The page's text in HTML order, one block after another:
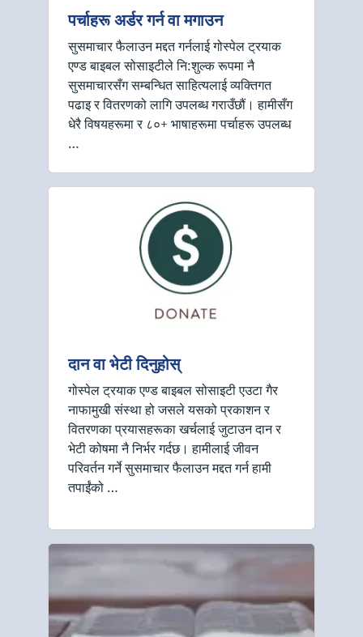
पर्चाहरू अर्डर गर्न वा मगाउन
सुसमाचार फैलाउन मद्दत गर्नलाई गोस्पेल ट्रयाक
एण्ड बाइबल सोसाइटीले नि:शुल्क रूपमा नै
सुसमाचारसँग सम्बन्धित साहित्यलाई व्यक्तिगत
पढाइ र वितरणको लागि उपलब्ध गराउँछौं। हामीसँग
धेरै विषयहरूमा र ८०+ भाषाहरूमा पर्चाहरू उपलब्ध
…
दान वा भेटी दिनुहोस्
गोस्पेल ट्रयाक एण्ड बाइबल सोसाइटी एउटा गैर
नाफामुखी संस्था हो जसले यसको प्रकाशन र
वितरणका प्रयासहरूका खर्चलाई जुटाउन दान र
भेटी कोषमा नै निर्भर गर्दछ। हामीलाई जीवन
परिवर्तन गर्ने सुसमाचार फैलाउन मद्दत गर्न हामी
तपाईंको …